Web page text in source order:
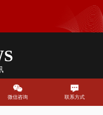
学校公告
微信咨询 联系方式